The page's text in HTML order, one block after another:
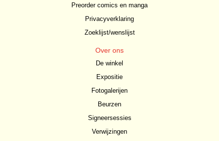
Preorder comics en manga
Privacyverklaring
Zoeklijst/wenslijst
Over ons
De winkel
Expositie
Fotogalerijen
Beurzen
Signeersessies
Verwijzingen